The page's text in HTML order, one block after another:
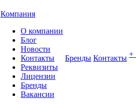
Компания
О компании
Блог
Новости
Контакты
Реквизиты
Лицензии
Бренды
Вакансии
Бренды Контакты